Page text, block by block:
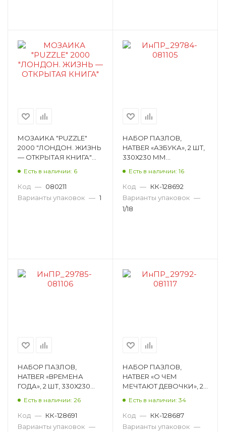
МОЗАИКА "PUZZLE"
2000 "ЛОНДОН. ЖИЗНЬ
— ОТКРЫТАЯ КНИГА"
Есть в наличии: 6
Код — 080211
Варианты упаковок — 1
НАБОР ПАЗЛОВ,
HATBER «АЗБУКА», 2 ШТ,
330Х230 ММ
Есть в наличии: 16
Код — КК-128692
Варианты упаковок —
1/18
НАБОР ПАЗЛОВ,
HATBER «ВРЕМЕНА
ГОДА», 2 ШТ, 330Х230
Есть в наличии: 26
Код — КК-128691
Варианты упаковок —
НАБОР ПАЗЛОВ,
HATBER «О ЧЕМ
МЕЧТАЮТ ДЕВОЧКИ», 2
Есть в наличии: 34
Код — КК-128687
Варианты упаковок —